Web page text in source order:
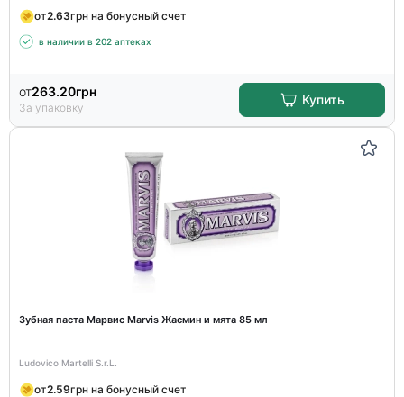
от2.63грн на бонусный счет
в наличии в 202 аптеках
от263.20грн
За упаковку
Купить
Зубная паста Марвис Marvis Жасмин и мята 85 мл
Ludovico Martelli S.r.L.
от2.59грн на бонусный счет